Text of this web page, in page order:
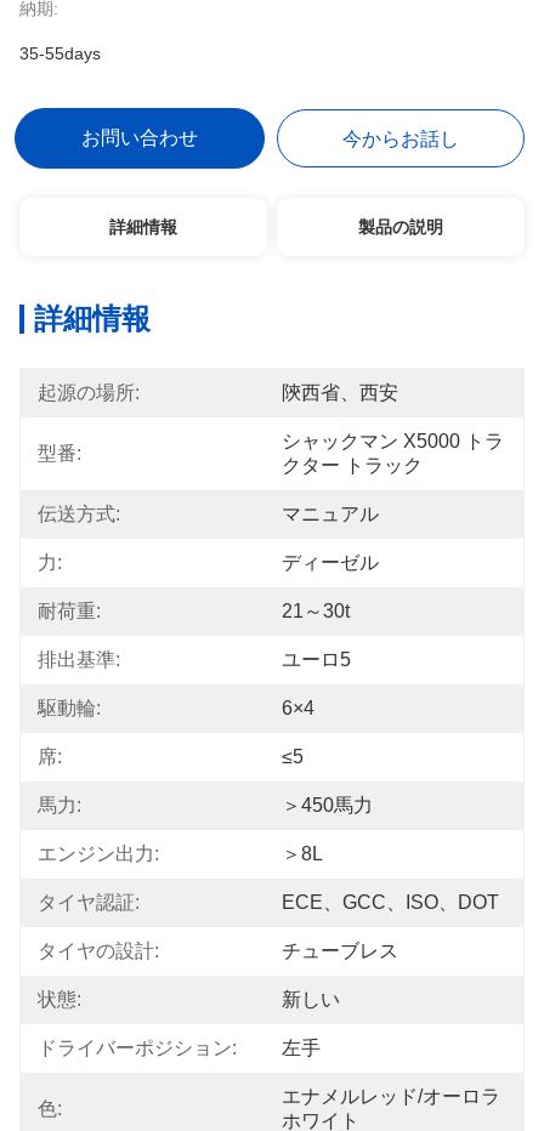
納期:
35-55days
お問い合わせ 今からお話し
詳細情報 製品の説明
詳細情報
起源の場所: 陝西省、西安
型番:
シャックマン X5000 トラ
クター トラック
伝送方式: マニュアル
力: ディーゼル
耐荷重: 21～30t
排出基準: ユーロ5
駆動輪: 6×4
席: ≤5
馬力: ＞450馬力
エンジン出力: ＞8L
タイヤ認証: ECE、GCC、ISO、DOT
タイヤの設計: チューブレス
状態: 新しい
ドライバーポジション: 左手
色:
エナメルレッド/オーロラ
ホワイト